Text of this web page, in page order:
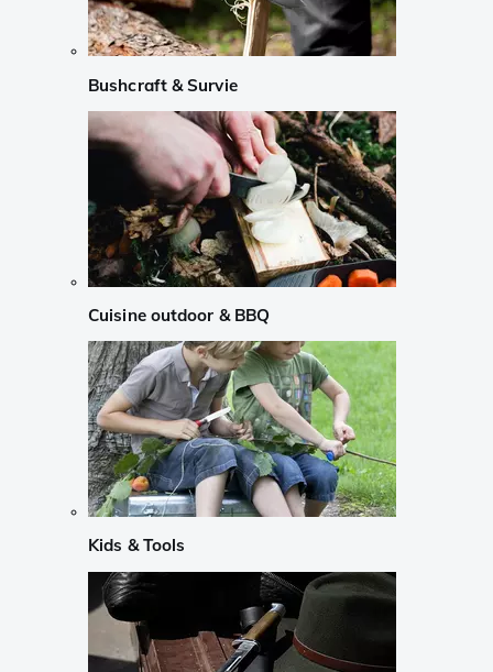
Bushcraft & Survie
Cuisine outdoor & BBQ
Kids & Tools